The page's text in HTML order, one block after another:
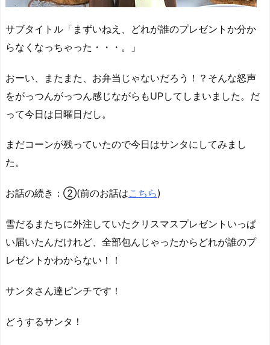
サブタイトル「まずいねえ、どれが誰のプレゼントか分か
らなくなっちゃった・・・。」
おーい、またまた、お弁当じゃないだろう！？そんな怒声
をがっつんがっつん感じながらもUPしてしまいました。だ
って今日は日曜日だし。
まだコーンが残っていたので今日はサンタにしてみまし
た。
お話の続き：②(前のお話はこちら)
雪だるまたちに外注していたクリスマスプレゼントいっぱ
い届いたんだけれど、全部包んじゃったからどれが誰のプ
レゼントかわからない！！
サンタさん達ピンチです！
どうするサンタ！